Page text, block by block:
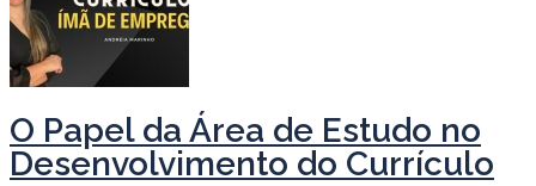
O Papel da Área de Estudo no
Desenvolvimento do Currículo